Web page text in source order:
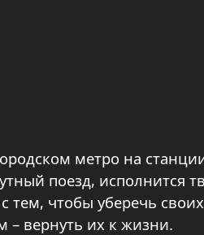
метро на
поезд, исполнится
тем, чтобы уберечь своих
– вернуть их к жизни.